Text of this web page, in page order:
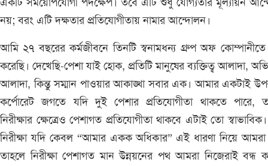
নয়; বরং এটি দক্ষতার প্রতিযোগীতায় নামার আন্দোলন।
আমি ২৭ বছরের কর্মজীবনে তিনটি স্বনামধন্য গ্রুপ অফ
করেছি। দেখেছি-পেশা যাই হোক, প্রতিটি মানুষের ব্যক্তিত্ব আলাদা,
আলাদা, কিন্তু সম্মান পাওয়ার আকাঙ্খা সবার এক। আমার একটাই
কর্পোরেট জগতে যদি দুই পেশার প্রতিযোগীতা থাকতে পারে,
নিরীক্ষার ক্ষেত্রেও পেশাগত প্রতিযোগীতা থাকবে এটাই তো
নিরীক্ষা যদি কেবল “আমার একক অধিকার” এই ধারণা নিয়ে
তাহলে নিরীক্ষা পেশাগত মান উন্নয়নের পথ আমরা নিজেরাই বন্ধ